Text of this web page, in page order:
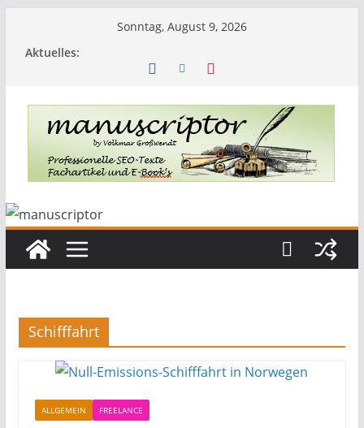
Sonntag, August 9, 2026
Aktuelles:
Schifffahrt
ALLGEMEIN FREELANCE